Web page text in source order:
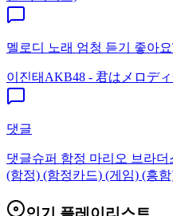
멜로디 노래 엄청 듣기 좋아
이진태 AKB48 - 君はメロデ
댓글
댓글슈퍼 함정 마리오 브라
(함정) (함정카드) (게임) (흥